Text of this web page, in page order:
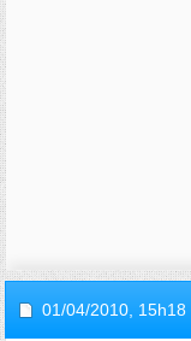
01/04/2010, 15h18